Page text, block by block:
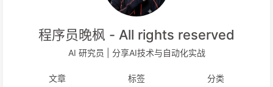
程序员晚枫 - All rights reserved
AI 研究员 | 分享AI技术与自动化实战
文章 标签 分类